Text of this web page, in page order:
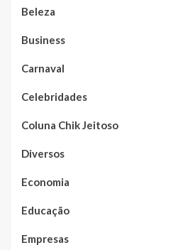
Beleza
Business
Carnaval
Celebridades
Coluna Chik Jeitoso
Diversos
Economia
Educação
Empresas